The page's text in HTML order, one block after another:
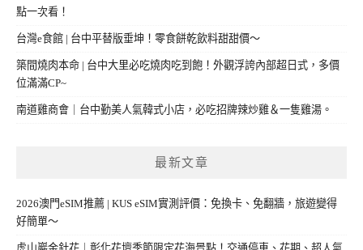
點一次看！
台灣e食館 | 台中平替版垂坤！零食餅乾飲料甜甜價～
築間燒肉本命 | 台中大里必吃燒肉吃到飽！外觀浮誇內部超日式，多價
位滿滿CP~
南道雞商會｜台中勤美人氣韓式小店，必吃招牌辣炒雞＆一隻雞湯。
最新文章
2026澳門eSIM推薦 | KUS eSIM實測評價：免換卡、免翻牆，旅遊變得
好簡單～